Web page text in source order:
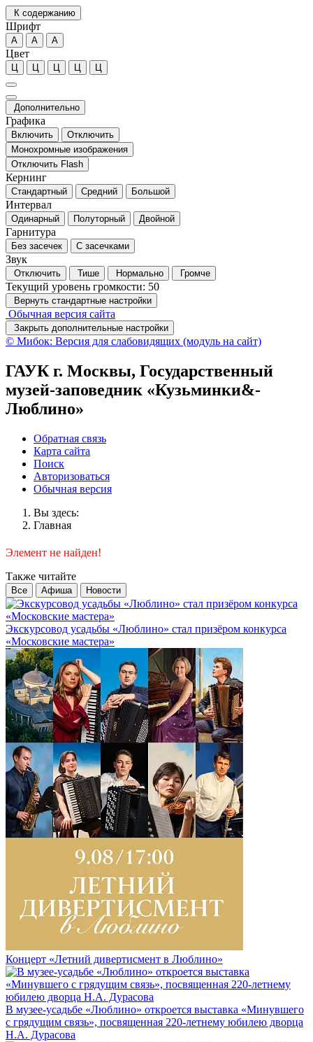
К содержанию
Шрифт
А А А
Цвет
Ц Ц Ц Ц Ц
Дополнительно
Графика
Включить
Отключить
Монохромные изображения
Отключить Flash
Кернинг
Стандартный Средний Большой
Интервал
Одинарный Полуторный Двойной
Гарнитура
Без засечек С засечками
Звук
Отключить Тише Нормально Громче
Текущий уровень громкости: 50
Вернуть стандартные настройки
Обычная версия сайта
Закрыть дополнительные настройки
© Мибок: Версия для слабовидящих (модуль на сайт)
ГАУК г. Москвы, Государственный
музей-заповедник «Кузьминки&-
Люблино»
Обратная связь
Карта сайта
Поиск
Авторизоваться
Обычная версия
Вы здесь:
Главная
Элемент не найден!
Также читайте
Все Афиша Новости
Экскурсовод усадьбы «Люблино» стал призёром конкурса
«Московские мастера»
Концерт «Летний дивертисмент в Люблино»
В музее-усадьбе «Люблино» откроется выставка «Минувшего
с грядущим связь», посвященная 220-летнему юбилею дворца
Н.А. Дурасова